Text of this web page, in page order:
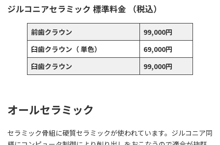
ジルコニアセラミック 標準料金 （税込）
前歯クラウン
99,000円
臼歯クラウン（ 単色）
69,000円
臼歯クラウン
99,000円
オールセラミック
セラミック骨組に硬質セラミックが使われています。ジルコニア同